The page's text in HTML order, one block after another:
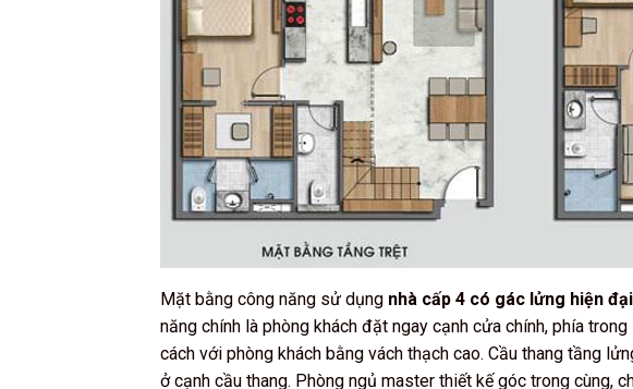
Mặt bằng công năng sử dụng nhà cấp 4 có gác lửng hiện đại
năng chính là phòng khách đặt ngay cạnh cửa chính, phía
cách với phòng khách bằng vách thạch cao. Cầu thang tầng
ở cạnh cầu thang. Phòng ngủ master thiết kế góc trong cùng,